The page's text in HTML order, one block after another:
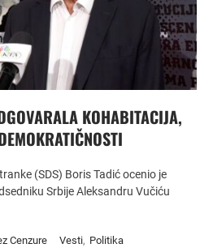
KOHABITACIJA,
(SDS) Boris Tadić ocenio je
Srbije Aleksandru Vučiću
Cenzure Vesti, Politika